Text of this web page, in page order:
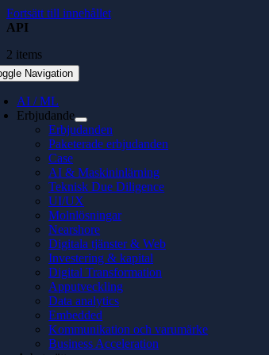
Fortsätt till innehållet
Navigation
AI / ML
Erbjudande
Erbjudanden
Paketerade erbjudanden
Case
AI & Maskininlärning
Teknisk Due Diligence
UI/UX
Molnlösningar
Nearshore
Digitala tjänster & Web
Investering & kapital
Digital Transformation
Apputveckling
Data analytics
Embedded
Kommunikation och varumärke
Business Acceleration
API
2 items